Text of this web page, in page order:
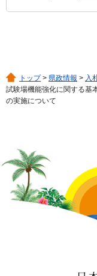
トップ> 県政情報 > 入
試験場機能強化に関する基
の実施について